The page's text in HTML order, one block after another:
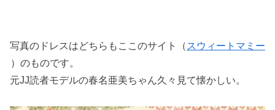
写真のドレスはどちらもここのサイト（ スウィートマミー
）のものです。
元JJ読者モデルの春名亜美ちゃん久々見て懐かしい。